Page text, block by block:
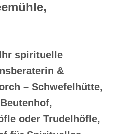
spirituelle
&
– Schwefelhütte,
oder Trudelhöfle,